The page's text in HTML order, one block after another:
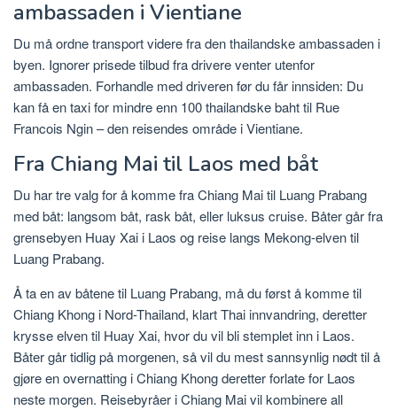
ambassaden i Vientiane
Du må ordne transport videre fra den thailandske ambassaden i
byen. Ignorer prisede tilbud fra drivere venter utenfor
ambassaden. Forhandle med driveren før du får innsiden: Du
kan få en taxi for mindre enn 100 thailandske baht til Rue
Francois Ngin – den reisendes område i Vientiane.
Fra Chiang Mai til Laos med båt
Du har tre valg for å komme fra Chiang Mai til Luang Prabang
med båt: langsom båt, rask båt, eller luksus cruise. Båter går fra
grensebyen Huay Xai i Laos og reise langs Mekong-elven til
Luang Prabang.
Å ta en av båtene til Luang Prabang, må du først å komme til
Chiang Khong i Nord-Thailand, klart Thai innvandring, deretter
krysse elven til Huay Xai, hvor du vil bli stemplet inn i Laos.
Båter går tidlig på morgenen, så vil du mest sannsynlig nødt til å
gjøre en overnatting i Chiang Khong deretter forlate for Laos
neste morgen. Reisebyråer i Chiang Mai vil kombinere all